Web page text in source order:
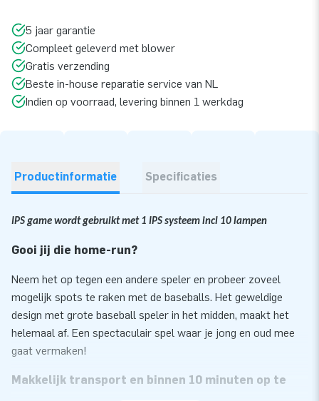
5 jaar garantie
Compleet geleverd met blower
Gratis verzending
Beste in-house reparatie service van NL
Indien op voorraad, levering binnen 1 werkdag
Productinformatie Specificaties
IPS game wordt gebruikt met 1 IPS systeem incl 10 lampen
Gooi jij die home-run?
Neem het op tegen een andere speler en probeer zoveel
mogelijk spots te raken met de baseballs. Het geweldige
design met grote baseball speler in het midden, maakt het
helemaal af. Een spectaculair spel waar je jong en oud mee
gaat vermaken!
Makkelijk transport en binnen 10 minuten op te